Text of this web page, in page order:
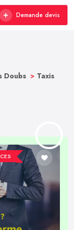
Demande devis
Doubs > Taxis